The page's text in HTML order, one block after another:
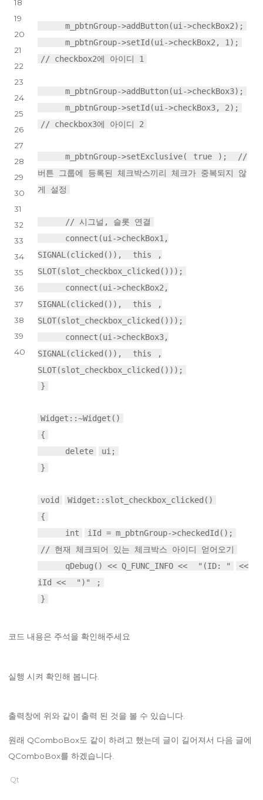
18
19
20
21
22
23
24
25
26
27
28
29
30
31
32
33
34
35
36
37
38
39
40
m_pbtnGroup->addButton(ui->checkBox2);
m_pbtnGroup->setId(ui->checkBox2, 1);
// checkbox2에 아이디 1
m_pbtnGroup->addButton(ui->checkBox3);
m_pbtnGroup->setId(ui->checkBox3, 2);
// checkbox3에 아이디 2
m_pbtnGroup->setExclusive( true );
//
버튼 그룹에 등록된 체크박스끼리 체크가 중복되지 않
게 설정
// 시그널, 슬롯 연결
connect(ui->checkBox1,
SIGNAL(clicked()),
this
,
SLOT(slot_checkbox_clicked()));
connect(ui->checkBox2,
SIGNAL(clicked()),
this
,
SLOT(slot_checkbox_clicked()));
connect(ui->checkBox3,
SIGNAL(clicked()),
this
,
SLOT(slot_checkbox_clicked()));
}
Widget::~Widget()
{
delete
ui;
}
void
Widget::slot_checkbox_clicked()
{
int
iId = m_pbtnGroup->checkedId();
// 현재 체크되어 있는 체크박스 아이디 얻어오기
qDebug() << Q_FUNC_INFO <<
"(ID: "
<<
iId <<
")"
;
}
코드 내용은 주석을 확인해주세요
실행 시켜 확인해 봅니다.
출력창에 위와 같이 출력 된 것을 볼 수 있습니다.
원래 QComboBox도 같이 하려고 했는데 글이 길어져서 다음 글에
QComboBox를 하겠습니다.
Qt